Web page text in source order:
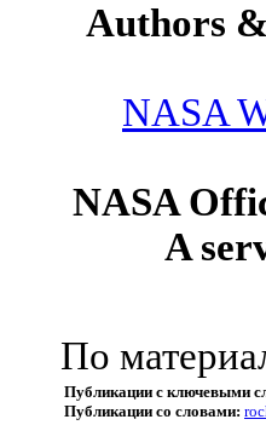
Authors
NASA
NASA
A
По
Публикации с ключевыми
Публикации со словами: